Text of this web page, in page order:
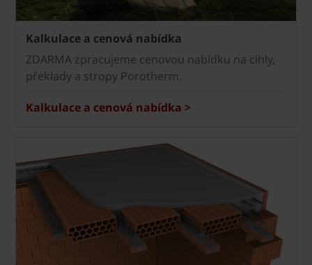
Kalkulace a cenová nabídka
ZDARMA zpracujeme cenovou nabídku na cihly,
překlady a stropy Porotherm.
Kalkulace a cenová nabídka >